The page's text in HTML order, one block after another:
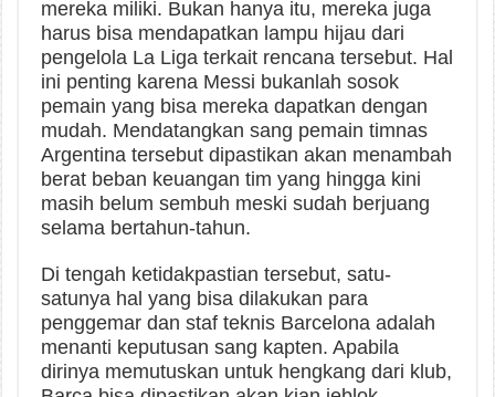
mereka miliki. Bukan hanya itu, mereka juga
harus bisa mendapatkan lampu hijau dari
pengelola La Liga terkait rencana tersebut. Hal
ini penting karena Messi bukanlah sosok
pemain yang bisa mereka dapatkan dengan
mudah. Mendatangkan sang pemain timnas
Argentina tersebut dipastikan akan menambah
berat beban keuangan tim yang hingga kini
masih belum sembuh meski sudah berjuang
selama bertahun-tahun.
Di tengah ketidakpastian tersebut, satu-
satunya hal yang bisa dilakukan para
penggemar dan staf teknis Barcelona adalah
menanti keputusan sang kapten. Apabila
dirinya memutuskan untuk hengkang dari klub,